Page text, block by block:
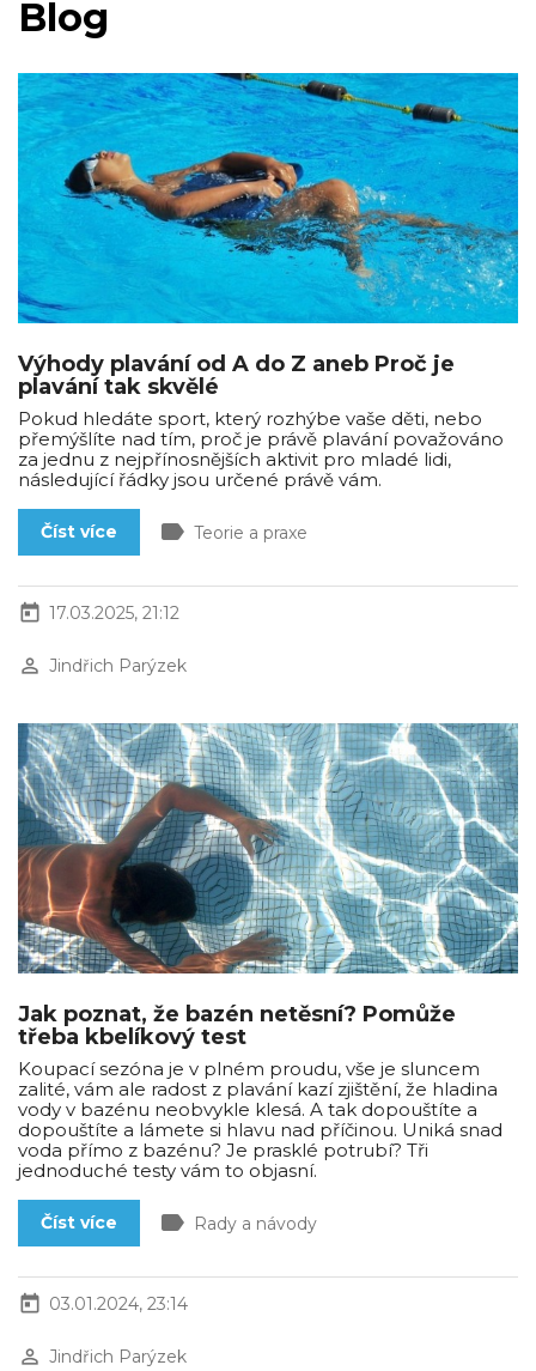
Blog
Výhody plavání od A do Z aneb Proč je
plavání tak skvělé
Pokud hledáte sport, který rozhýbe vaše děti, nebo
přemýšlíte nad tím, proč je právě plavání považováno
za jednu z nejpřínosnějších aktivit pro mladé lidi,
následující řádky jsou určené právě vám.
Číst více label Teorie a praxe
today 17.03.2025, 21:12
perm_identity Jindřich Parýzek
Jak poznat, že bazén netěsní? Pomůže
třeba kbelíkový test
Koupací sezóna je v plném proudu, vše je sluncem
zalité, vám ale radost z plavání kazí zjištění, že hladina
vody v bazénu neobvykle klesá. A tak dopouštíte a
dopouštíte a lámete si hlavu nad příčinou. Uniká snad
voda přímo z bazénu? Je prasklé potrubí? Tři
jednoduché testy vám to objasní.
Číst více label Rady a návody
today 03.01.2024, 23:14
perm_identity Jindřich Parýzek